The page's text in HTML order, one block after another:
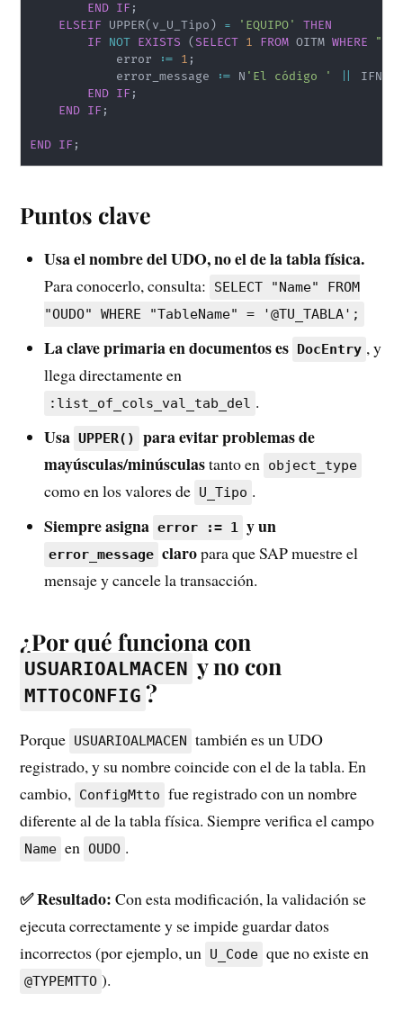
END IF ;
ELSEIF UPPER( v_U_Tipo ) = 'EQUIPO'
THEN
IF
NOT EXISTS ( SELECT 1 FROM OITM WHERE
            error :
= 1 ;
            error_message :
= N 'El código '
END IF ;
END IF ;
END IF ;
Puntos clave
Usa el nombre del UDO, no el de la tabla física.
Para conocerlo, consulta:
SELECT "Name" FROM
"OUDO" WHERE "TableName" = '@TU_TABLA';
La clave primaria en documentos es DocEntry , y
llega directamente en
:list_of_cols_val_tab_del .
Usa UPPER()
para evitar problemas de
mayúsculas/minúsculastanto en object_type
como en los valores de U_Tipo .
Siempre asigna error := 1 y un
error_message claropara que SAP muestre el
mensaje y cancele la transacción.
¿Por qué funciona con
USUARIOALMACEN y no con
MTTOCONFIG ?
Porque USUARIOALMACEN también es un UDO
registrado, y su nombre coincide con el de la tabla. En
cambio, ConfigMtto fue registrado con un nombre
diferente al de la tabla física. Siempre verifica el campo
Name en OUDO .
✅ Resultado: Con esta modificación, la validación se
ejecuta correctamente y se impide guardar datos
incorrectos (por ejemplo, un U_Code que no existe en
@TYPEMTTO ).